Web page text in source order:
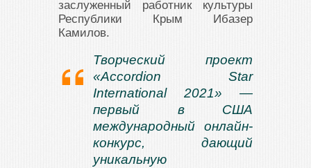
заслуженный работник культуры
Республики Крым Ибазер
Камилов.
Творческий проект
«Accordion Star
International 2021» —
первый в США
международный онлайн-
конкурс, дающий
уникальную